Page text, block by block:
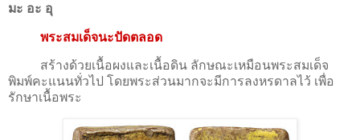
มะ อะ อุ
พระสมเด็จนะปัดตลอด
สร้างด้วยเนื้อผงและเนื้อดิน ลักษณะเหมือนพระสมเด็จ
พิมพ์คะแนนทั่วไป โดยพระส่วนมากจะมีการลงหรดาลไว้ เพื่อ
รักษาเนื้อพระ